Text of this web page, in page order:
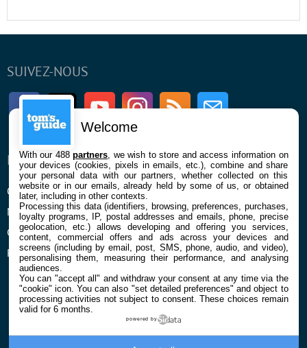
SUIVEZ-NOUS
FacebookTwitter Youtube InstagramRSS Newsletter
ENTREPRISE
Qui sommes nous
Mentions légales et CGU
Confidentialité et Cookies
Préférences cookies
À PROPOS
La rédaction
Contact
Welcome
With our 488partners , we wish to store and access information on
your devices (cookies, pixels in emails, etc.), combine and share
your personal data with our partners, whether collected on this
website or in our emails, already held by some of us, or obtained
later, including in other contexts.
Processing this data (identifiers, browsing, preferences, purchases,
loyalty programs, IP, postal addresses and emails, phone, precise
geolocation, etc.) allows developing and offering you services,
content, commercial offers and ads across your devices and
screens (including by email, post, SMS, phone, audio, and video),
personalising them, measuring their performance, and analysing
audiences.
You can "accept all" and withdraw your consent at any time via the
"cookie" icon. You can also "set detailed preferences" and object to
processing activities not subject to consent. These choices remain
valid for 6 months.
powered by